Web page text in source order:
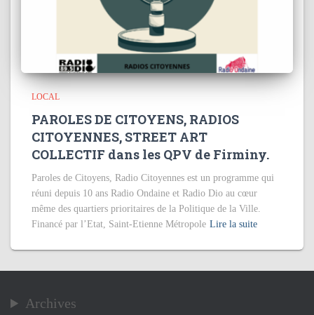
LOCAL
PAROLES DE CITOYENS, RADIOS
CITOYENNES, STREET ART
COLLECTIF dans les QPV de Firminy.
Paroles de Citoyens, Radio Citoyennes est un programme qui
réuni depuis 10 ans Radio Ondaine et Radio Dio au cœur
même des quartiers prioritaires de la Politique de la Ville.
Financé par l’Etat, Saint-Etienne Métropole Lire la suite
Archives